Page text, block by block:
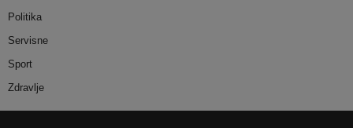
Politika
Servisne
Sport
Zdravlje